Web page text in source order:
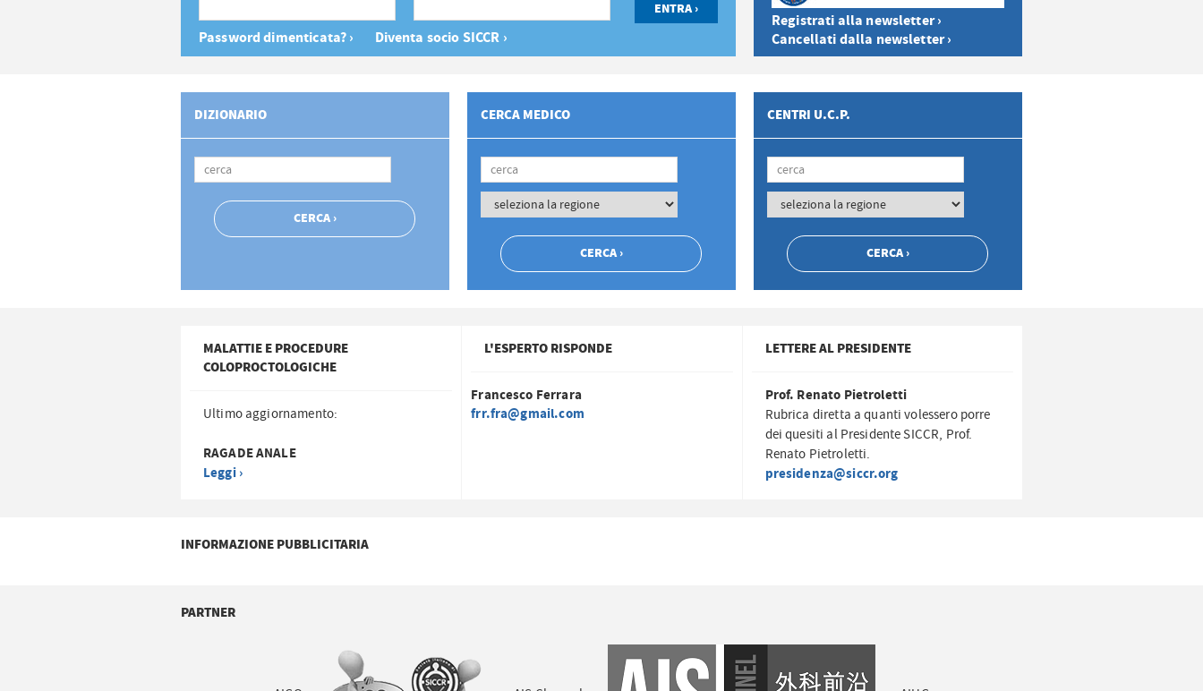
Password dimenticata? › Diventa socio SICCR ›
Registrati alla newsletter ›
Cancellati dalla newsletter ›
DIZIONARIO CERCA MEDICO CENTRI U.C.P.
MALATTIE E PROCEDURE
COLOPROCTOLOGICHE
Ultimo aggiornamento:
RAGADE ANALE
Leggi ›
L'ESPERTO RISPONDE
Francesco Ferrara
frr.fra@gmail.com
LETTERE AL PRESIDENTE
Prof. Renato Pietroletti
Rubrica diretta a quanti volessero porre
dei quesiti al Presidente SICCR, Prof.
Renato Pietroletti.
presidenza@siccr.org
INFORMAZIONE PUBBLICITARIA
PARTNER